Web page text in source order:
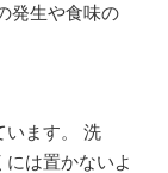
発生や食味の
います。 洗
は置かないよ